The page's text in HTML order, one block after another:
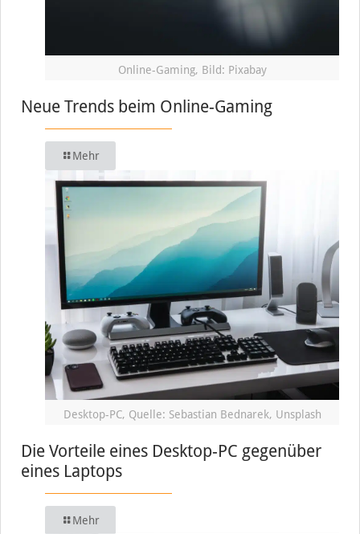
Online-Gaming, Bild: Pixabay
Neue Trends beim Online-Gaming
Mehr
Desktop-PC, Quelle: Sebastian Bednarek, Unsplash
Die Vorteile eines Desktop-PC gegenüber
eines Laptops
Mehr